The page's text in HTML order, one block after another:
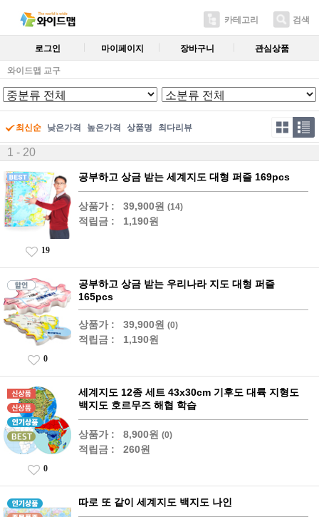
카테고리 검색
로그인 마이페이지 장바구니 관심상품
와이드맵 교구
최신순 낮은가격 높은가격 상품명 최다리뷰
1 - 20
공부하고 상금 받는 세계지도 대형 퍼즐 169pcs
상품가 : 39,900원 (14)
적립금 : 1,190원
19
공부하고 상금 받는 우리나라 지도 대형 퍼즐
165pcs
상품가 : 39,900원 (0)
적립금 : 1,190원
0
세계지도 12종 세트 43x30cm 기후도 대륙 지형도
백지도 호르무즈 해협 학습
상품가 : 8,900원 (0)
적립금 : 260원
0
따로 또 같이 세계지도 백지도 나인